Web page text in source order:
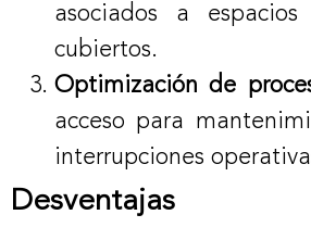
asociados a
cubiertos.
Optimización de
acceso para
interrupciones
Desventajas